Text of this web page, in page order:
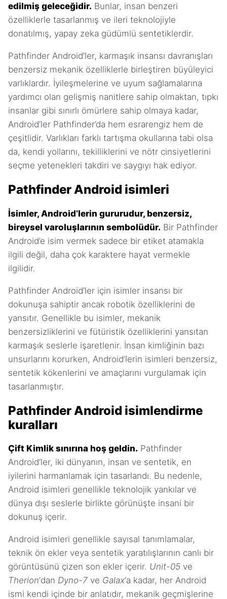
edilmiş geleceğidir. Bunlar, insan benzeri
özelliklerle tasarlanmış ve ileri teknolojiyle
donatılmış, yapay zeka güdümlü sentetiklerdir.
Pathfinder Android’ler, karmaşık insansı davranışları
benzersiz mekanik özelliklerle birleştiren büyüleyici
varlıklardır. İyileşmelerine ve uyum sağlamalarına
yardımcı olan gelişmiş nanitlere sahip olmaktan, tıpkı
insanlar gibi sınırlı ömürlere sahip olmaya kadar,
Android’ler Pathfinder’da hem esrarengiz hem de
çeşitlidir. Varlıkları farklı tartışma okullarına tabi olsa
da, kendi yollarını, tekilliklerini ve nötr cinsiyetlerini
seçme yetenekleri takdiri ve saygıyı hak ediyor.
Pathfinder Android isimleri
İsimler, Android’lerin gururudur, benzersiz,
bireysel varoluşlarının sembolüdür. Bir Pathfinder
Android’e isim vermek sadece bir etiket atamakla
ilgili değil, daha çok karaktere hayat vermekle
ilgilidir.
Pathfinder Android’ler için isimler insansı bir
dokunuşa sahiptir ancak robotik özelliklerini de
yansıtır. Genellikle bu isimler, mekanik
benzersizliklerini ve fütüristik özelliklerini yansıtan
karmaşık seslerle işaretlenir. İnsan kimliğinin bazı
unsurlarını korurken, Android’lerin isimleri benzersiz,
sentetik kökenlerini ve amaçlarını vurgulamak için
tasarlanmıştır.
Pathfinder Android isimlendirme
kuralları
Çift Kimlik sınırına hoş geldin. Pathfinder
Android’ler, iki dünyanın, insan ve sentetik, en
iyilerini harmanlamak için tasarlandı. Bu nedenle,
Android isimleri genellikle teknolojik yankılar ve
dünya dışı seslerle birlikte görünüşte insani bir
dokunuş içerir.
Android isimleri genellikle sayısal tanımlamalar,
teknik ön ekler veya sentetik yaratılışlarının canlı bir
görüntüsünü çizen son ekler içerir. Unit-05 ve
Therion‘dan Dyno-7 ve Galax‘a kadar, her Android
ismi kendi içinde bir anlatıdır, mekanik geçmişlerine